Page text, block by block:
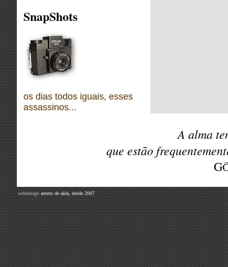
SnapShots
os dias todos iguais, esses
assassinos...
A alma
que estão
G
webdesignantero de alda, desde 2007